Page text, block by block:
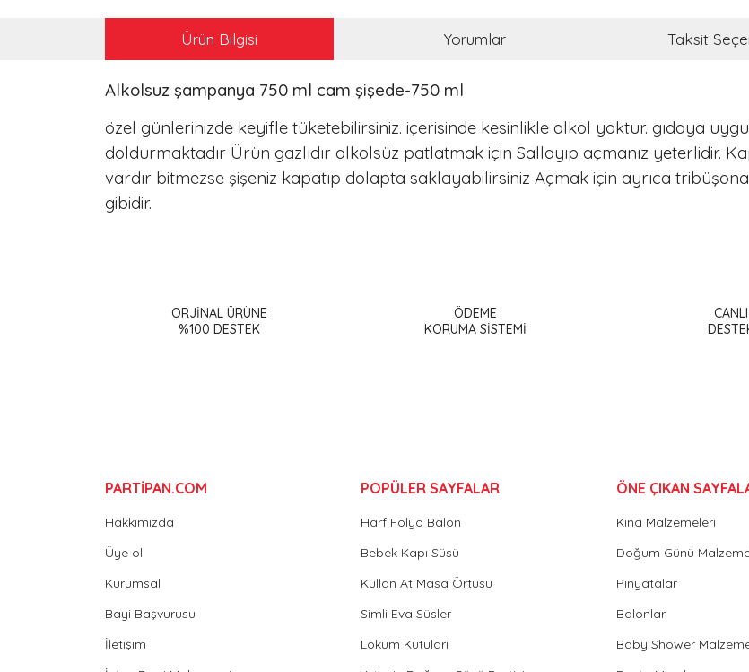
Ürün Bilgisi Yorumlar Taksit
Alkolsuz şampanya 750 ml cam şişede-750 ml
özel günlerinizde keyifle tüketebilirsiniz. içerisinde kesinlikle alkol yoktur. gıdaya
doldurmaktadır Ürün gazlıdır alkolsüz patlatmak için Sallayıp açmanız yeterlidir.
vardır bitmezse şişeniz kapatıp dolapta saklayabilirsiniz Açmak için ayrıca
gibidir.
Ürün resmi kalitesiz, bozuk veya görüntülenemiyor.
ORJİNAL ÜRÜNE
%100 DESTEK
ÖDEME
KORUMA SİSTEMİ
CANLI
PARTİPAN.COM
Hakkımızda
Üye ol
Kurumsal
Bayi Başvurusu
İletişim
POPÜLER SAYFALAR
Harf Folyo Balon
Bebek Kapı Süsü
Kullan At Masa Örtüsü
Simli Eva Süsler
Lokum Kutuları
ÖNE ÇIKAN
Kına Malzemeleri
Doğum Günü
Pinyatalar
Balonlar
Baby Shower